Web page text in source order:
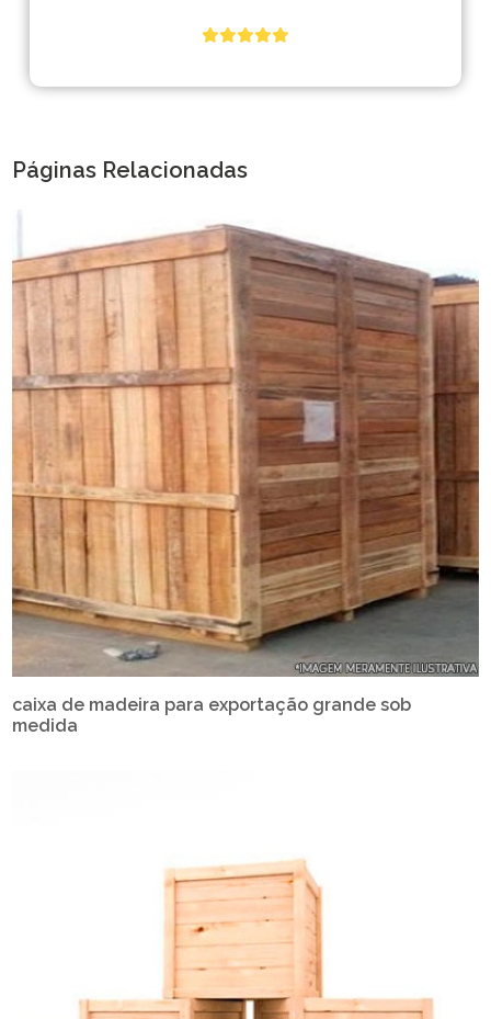
Páginas Relacionadas
caixa de madeira para exportação grande sob
medida